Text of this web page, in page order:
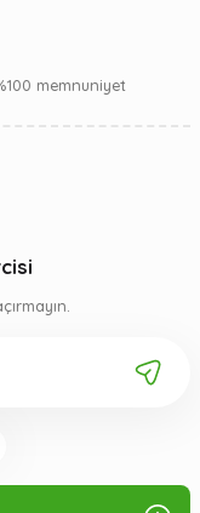
memnuniyet